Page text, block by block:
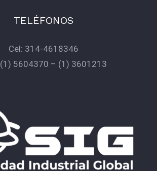
TELÉFONOS
Cel: 314-4618346
(1) 5604370 – (1) 3601213